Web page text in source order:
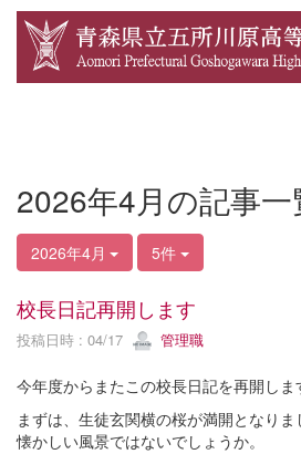
2026年4月の記事一
2026年4月 5件
校長日記再開します
投稿日時 : 04/17 管理職
今年度からまたこの校長日記を再開しま
まずは、生徒玄関横の桜が満開となり
懐かしい風景ではないでしょうか。